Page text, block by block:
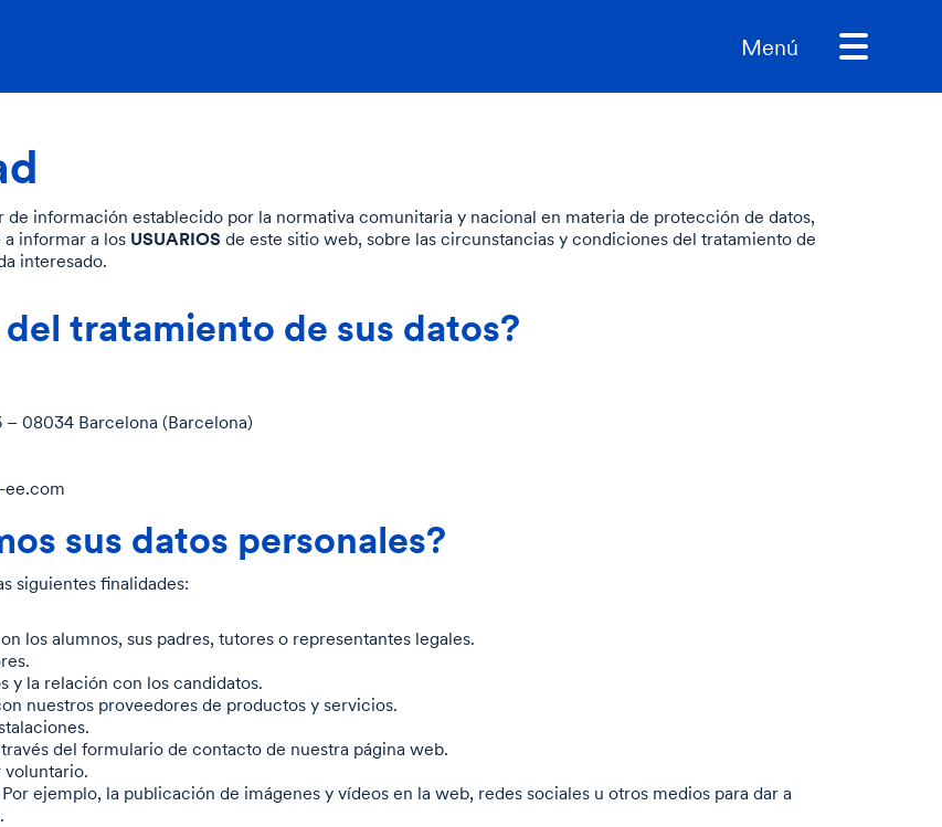
Menú
información establecido por la normativa comunitaria y nacional en materia de protección de datos,
informar a los USUARIOS de este sitio web, sobre las circunstancias y condiciones del tratamiento de
interesado.
tratamiento de sus datos?
08034 Barcelona (Barcelona)
ee.com
sus datos personales?
siguientes finalidades:
los alumnos, sus padres, tutores o representantes legales.
y la relación con los candidatos.
nuestros proveedores de productos y servicios.
del formulario de contacto de nuestra página web.
voluntario.
ejemplo, la publicación de imágenes y vídeos en la web, redes sociales u otros medios para dar a